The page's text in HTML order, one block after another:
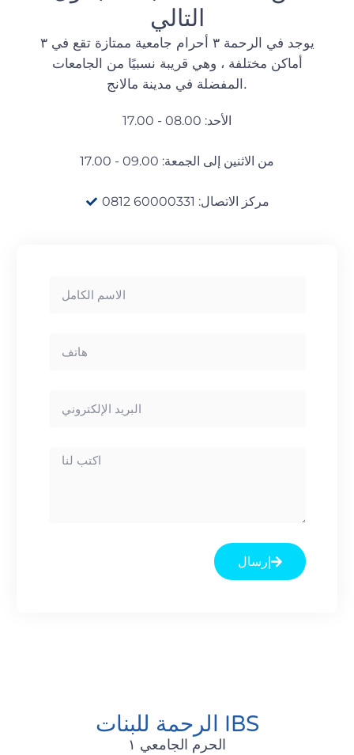
إرسال
التالي
يوجد في الرحمة ٣ أحرام جامعية ممتازة تقع في ٣
أماكن مختلفة ، وهي قريبة نسبيًا من الجامعات
المفضلة في مدينة مالانج.
الأحد: 08.00 - 17.00
من الاثنين إلى الجمعة: 09.00 - 17.00
مركز الاتصال: 60000331 0812
الرحمة للبنات IBS
الحرم الجامعي ١